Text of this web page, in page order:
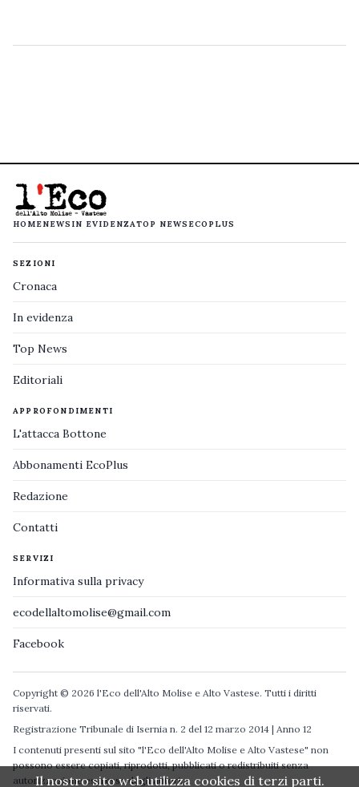
HOMENEWS IN EVIDENZATOP NEWS ECOPLUS
SEZIONI
Cronaca
In evidenza
Top News
Editoriali
APPROFONDIMENTI
L'attacca Bottone
Abbonamenti EcoPlus
Redazione
Contatti
SERVIZI
Informativa sulla privacy
ecodellaltomolise@gmail.com
Facebook
Copyright © 2026 l'Eco dell'Alto Molise e Alto Vastese. Tutti i diritti
riservati.
Registrazione Tribunale di Isernia n. 2 del 12 marzo 2014 | Anno 12
I contenuti presenti sul sito "l'Eco dell'Alto Molise e Alto Vastese" non
possono essere copiati, riprodotti, pubblicati o redistribuiti senza
autorizzazione espressa degli autori.
Il nostro sito web utilizza cookies di terzi parti.